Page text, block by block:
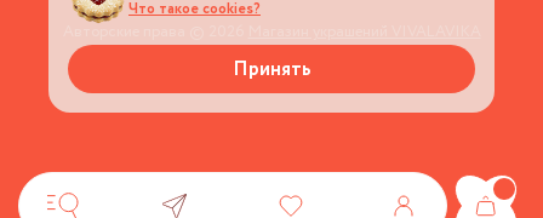
Что такое cookies?
Принять